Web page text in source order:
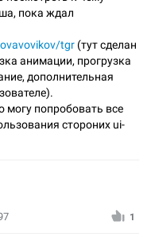
пока ждал
tgr (тут сделан
анимации, прогрузка
дополнительная
могу попробовать все
стороних ui-
1